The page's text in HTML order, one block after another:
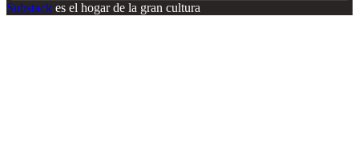
Substack es el hogar de la gran cultura